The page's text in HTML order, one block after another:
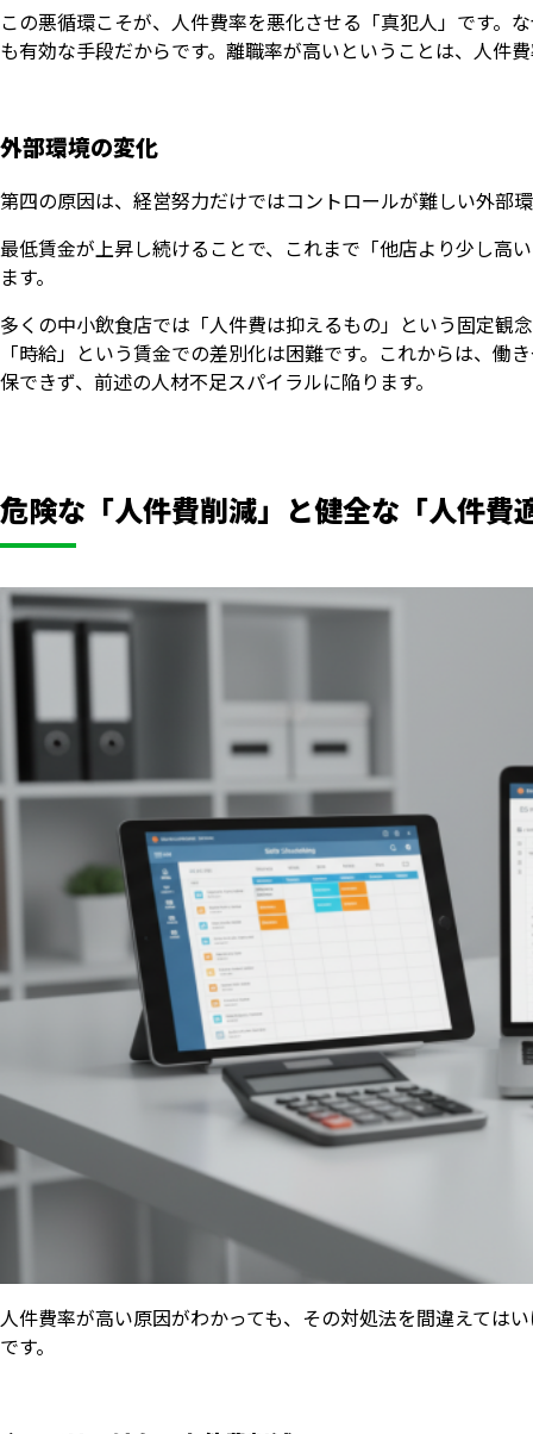
この悪循環こそが、人件費率を悪化させる「真犯人」です。
も有効な手段だからです。離職率が高いということは、人件
外部環境の変化
第四の原因は、経営努力だけではコントロールが難しい外部
最低賃金が上昇し続けることで、これまで「他店より少し高
ます。
多くの中小飲食店では「人件費は抑えるもの」という固定観
「時給」という賃金での差別化は困難です。これからは、
保できず、前述の人材不足スパイラルに陥ります。
危険な「人件費削減」と健全な「人件費
人件費率が高い原因がわかっても、その対処法を間違えては
です。